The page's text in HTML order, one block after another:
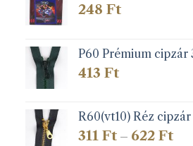
248 Ft
P60 Prémium
413 Ft
R60(vt10) Réz
311 Ft – 622 Ft